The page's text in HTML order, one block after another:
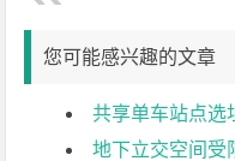
您可能感兴趣的文章
共享单车站点选
地下立交空间受